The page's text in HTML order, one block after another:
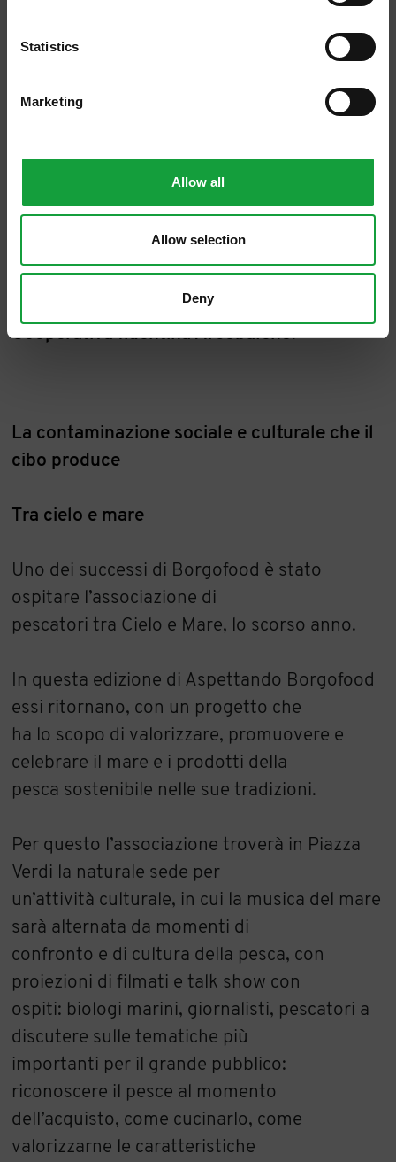
Statistics
Marketing
Allow all
Allow selection
Deny
fidentino come crocevia di confronto e
Garibaldi, lato obelisco, il sabato 4 e
domenica 5 maggio, dalle ore 10 alle ore 22.
Borgofood. L’asta, condotta dal giornalista
Luigi Franchi, vedrà il ricavato destinato alla
Cooperativa fidentina Arcobaleno.
La contaminazione sociale e culturale che il
cibo produce
Tra cielo e mare
Uno dei successi di Borgofood è stato
ospitare l’associazione di
pescatori tra Cielo e Mare, lo scorso anno.
In questa edizione di Aspettando Borgofood
essi ritornano, con un progetto che
ha lo scopo di valorizzare, promuovere e
celebrare il mare e i prodotti della
pesca sostenibile nelle sue tradizioni.
Per questo l’associazione troverà in Piazza
Verdi la naturale sede per
un’attività culturale, in cui la musica del mare
sarà alternata da momenti di
confronto e di cultura della pesca, con
proiezioni di filmati e talk show con
ospiti: biologi marini, giornalisti, pescatori a
discutere sulle tematiche più
importanti per il grande pubblico:
riconoscere il pesce al momento
dell’acquisto, come cucinarlo, come
valorizzarne le caratteristiche